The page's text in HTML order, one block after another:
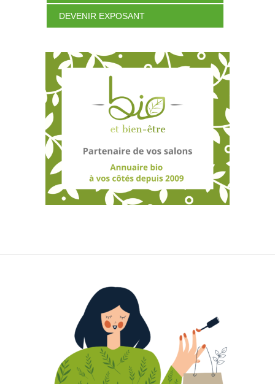
DEVENIR EXPOSANT